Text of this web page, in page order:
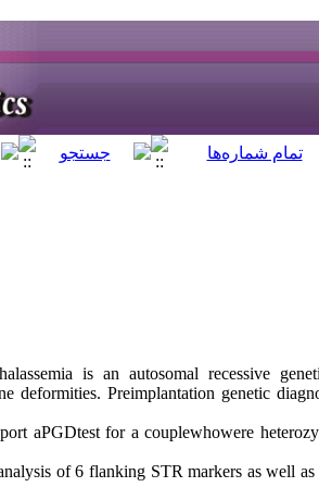
is an autosomal recessive
deformities. Preimplantation genetic
aPGDtest for a couplewhowere
of 6 flanking STR markers as well